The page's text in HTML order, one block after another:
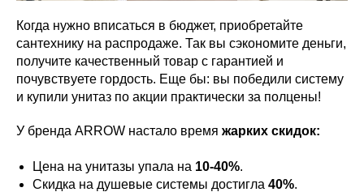
Когда нужно вписаться в бюджет, приобретайте
сантехнику на распродаже. Так вы сэкономите деньги,
получите качественный товар с гарантией и
почувствуете гордость. Еще бы: вы победили систему
и купили унитаз по акции практически за полцены!
У бренда ARROW настало время жарких скидок:
Цена на унитазы упала на 10-40%.
Скидка на душевые системы достигла 40%.